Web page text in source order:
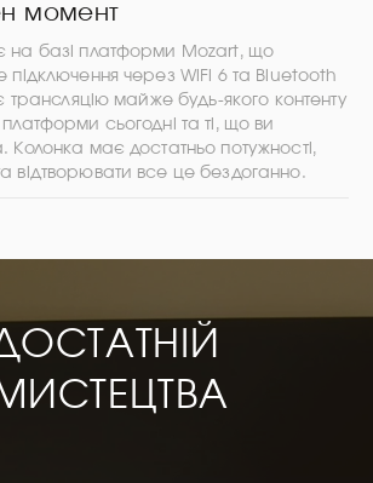
момент
на базі платформи Mozart, що
підключення через WiFi 6 та Bluetooth
трансляцію майже будь-якого контенту
сьогодні та ті, що ви
Колонка має достатньо потужності,
відтворювати все це бездоганно.
МИСТЕЦТВА